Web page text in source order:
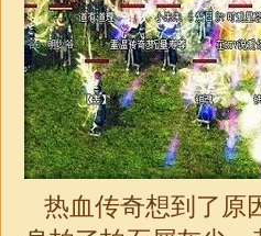
热血传奇想到了原